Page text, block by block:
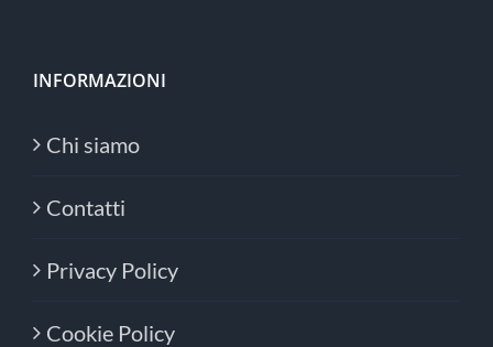
INFORMAZIONI
Chi siamo
Contatti
Privacy Policy
Cookie Policy